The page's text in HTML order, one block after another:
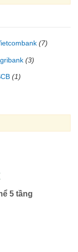
(7)
(3)
(1)
5 tầng